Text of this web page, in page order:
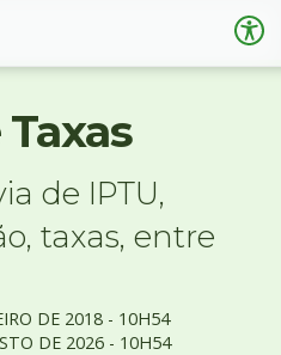
de IPTU,
taxas, entre
DE 2018 - 10H54
DE 2026 - 10H54